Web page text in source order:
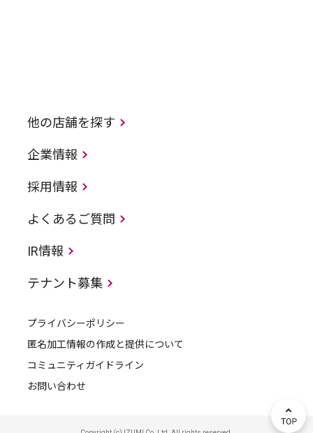
他の店舗を探す
企業情報
採用情報
よくあるご質問
IR情報
テナント募集
プライバシーポリシー
匿名加工情報の作成と提供について
コミュニティガイドライン
お問い合わせ